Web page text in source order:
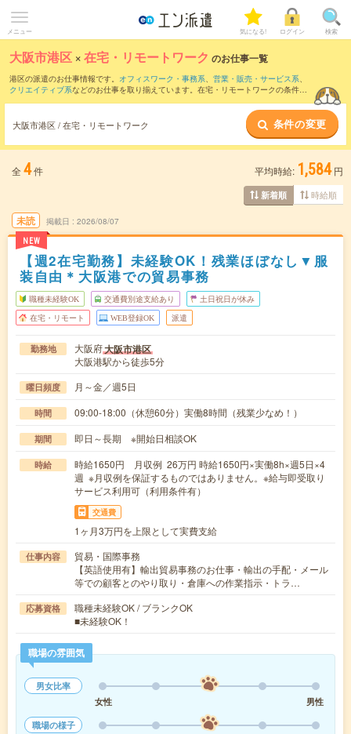
メニュー 気になる! ログイン 検索
大阪市港区 ×在宅・リモートワーク のお仕事一覧
港区の派遣のお仕事情報です。 オフィスワーク・事務系、 営業・販売・サービス系、
クリエイティブ系などのお仕事を取り揃えています。在宅・リモートワークの条件の
大阪市港区 / 在宅・リモートワーク 条件の変更
全 4件 平均時給: 1,584 円
新着順 時給順
未読
NEW
掲載日 2026/08/07
【週2在宅勤務】未経験OK！残業ほぼなし▼服
装自由＊大阪港での貿易事務
職種未経験OK 交通費別途支給あり 土日祝日が休み
在宅・リモート WEB登録OK 派遣
勤務地 大阪府大阪市港区
大阪港駅から徒歩5分
曜日頻度 月～金／週5日
時間 09:00-18:00（休憩60分）実働8時間（残業少なめ！）
期間 即日～長期 ※開始日相談OK
時給
時給1650円 月収例 26万円 時給1650円×実働8h×週5日×4
週 ※月収例を保証するものではありません。※給与即受取り
サービス利用可（利用条件有）
交通費
1ヶ月3万円を上限として実費支給
仕事内容
貿易・国際事務
【英語使用有】輸出貿易事務のお仕事・輸出の手配・メール
等での顧客とのやり取り・倉庫への作業指示・トラ…
応募資格
職種未経験OK / ブランクOK
■未経験OK！
職場の雰囲気
男女比率
女性
男性
職場の様子